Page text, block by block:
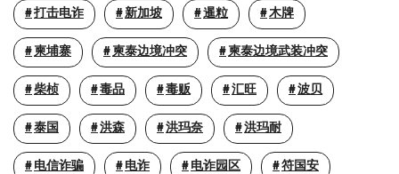
打击电诈 新加坡 暹粒 木牌
柬埔寨 柬泰边境冲突 柬泰边境武装冲突
柴桢 毒品 毒贩 汇旺 波贝
泰国 洪森 洪玛奈 洪玛耐
电信诈骗 电诈 电诈园区 符国安